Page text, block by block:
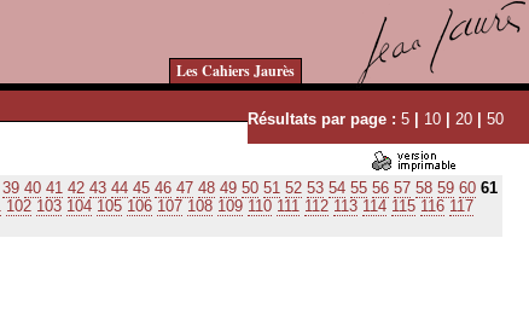
Les Cahiers Jaurès
Résultats par page : 5 | 10 | 20 | 50
39 40 41 42 43 44 45 46 47 48 49 50 51 52 53 54 55 56 57 58 59 60 61
102 103 104 105 106 107 108 109 110 111 112 113 114 115 116 117